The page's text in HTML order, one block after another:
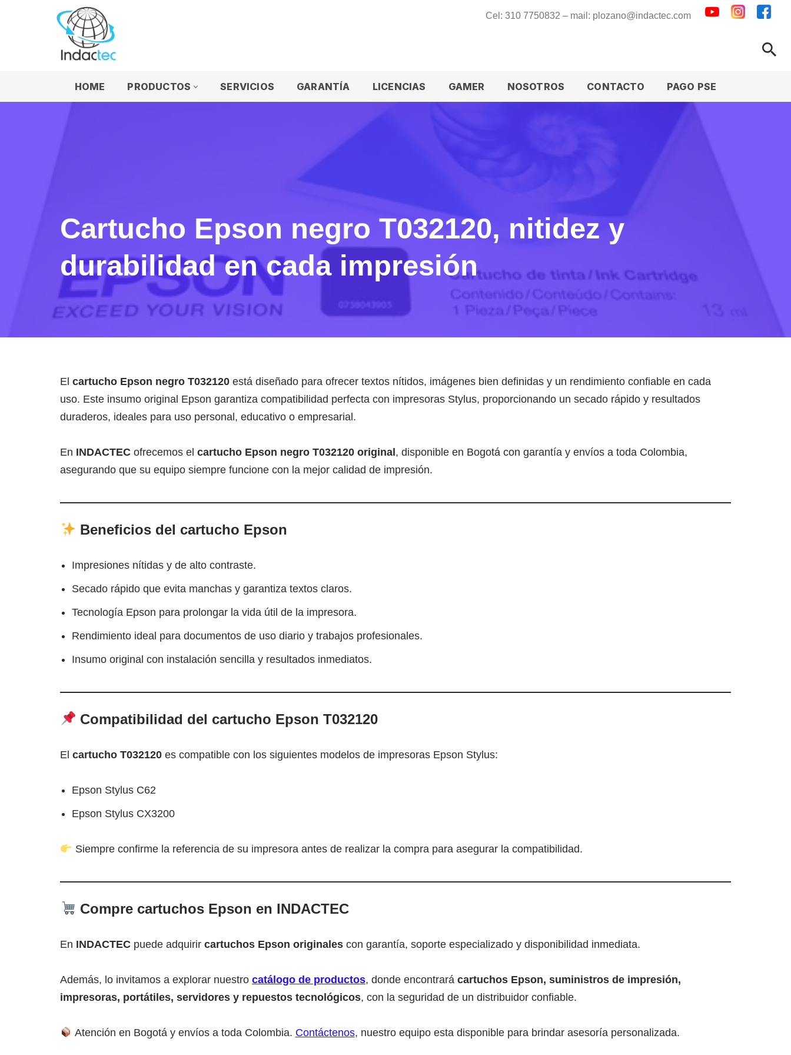
Cel: 310 7750832 – mail: plozano@indactec.com
HOME PRODUCTOS SERVICIOS GARANTÍA LICENCIAS GAMER NOSOTROS CONTACTO PAGO PSE
Cartucho Epson negro T032120, nitidez y
durabilidad en cada impresión
El cartucho Epson negro T032120 está diseñado para ofrecer textos nítidos, imágenes bien definidas y un rendimiento confiable en cada
uso. Este insumo original Epson garantiza compatibilidad perfecta con impresoras Stylus, proporcionando un secado rápido y resultados
duraderos, ideales para uso personal, educativo o empresarial.
En INDACTEC ofrecemos el cartucho Epson negro T032120 original , disponible en Bogotá con garantía y envíos a toda Colombia,
asegurando que su equipo siempre funcione con la mejor calidad de impresión.
Beneficios del cartucho Epson
Impresiones nítidas y de alto contraste.
Secado rápido que evita manchas y garantiza textos claros.
Tecnología Epson para prolongar la vida útil de la impresora.
Rendimiento ideal para documentos de uso diario y trabajos profesionales.
Insumo original con instalación sencilla y resultados inmediatos.
Compatibilidad del cartucho Epson T032120
El cartucho T032120 es compatible con los siguientes modelos de impresoras Epson Stylus:
Epson Stylus C62
Epson Stylus CX3200
Siempre confirme la referencia de su impresora antes de realizar la compra para asegurar la compatibilidad.
Compre cartuchos Epson en INDACTEC
En INDACTEC puede adquirir cartuchos Epson originales con garantía, soporte especializado y disponibilidad inmediata.
Además, lo invitamos a explorar nuestro catálogo de productos, donde encontrará cartuchos Epson, suministros de impresión,
impresoras, portátiles, servidores y repuestos tecnológicos, con la seguridad de un distribuidor confiable.
Atención en Bogotá y envíos a toda Colombia. Contáctenos, nuestro equipo esta disponible para brindar asesoría personalizada.